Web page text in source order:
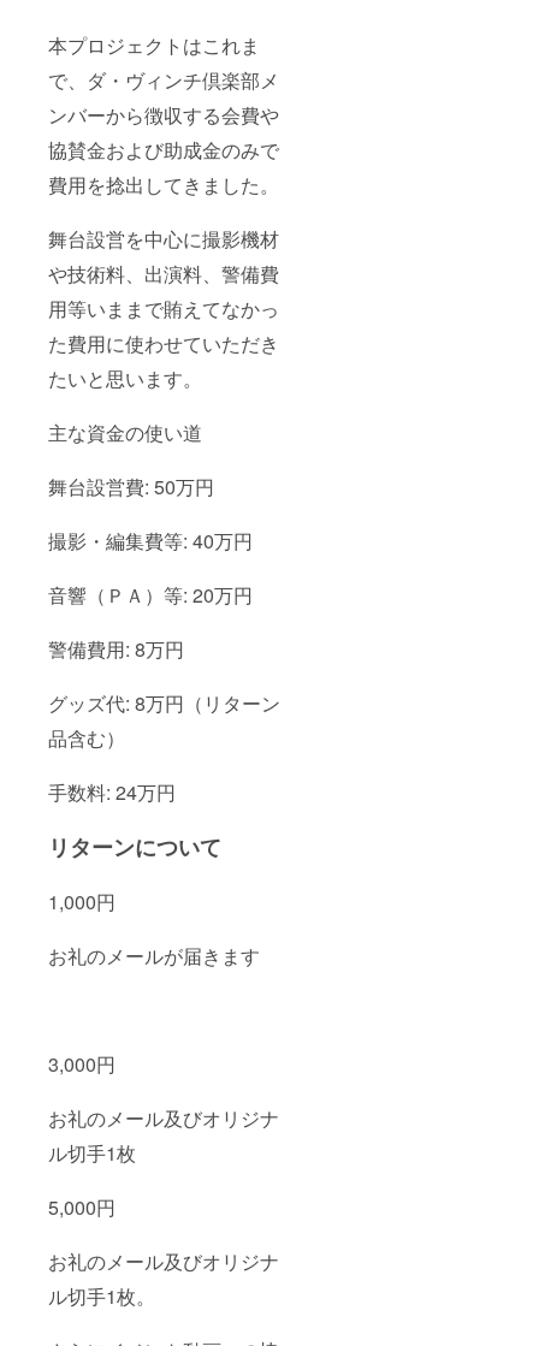
本プロジェクトはこれま
で、ダ・ヴィンチ倶楽部メ
ンバーから徴収する会費や
協賛金および助成金のみで
費用を捻出してきました。
舞台設営を中心に撮影機材
や技術料、出演料、警備費
用等いままで賄えてなかっ
た費用に使わせていただき
たいと思います。
主な資金の使い道
舞台設営費: 50万円
撮影・編集費等: 40万円
音響（ＰＡ）等: 20万円
警備費用: 8万円
グッズ代: 8万円（リターン
品含む）
手数料: 24万円
リターンについて
1,000円
お礼のメールが届きます
3,000円
お礼のメール及びオリジナ
ル切手1枚
5,000円
お礼のメール及びオリジナ
ル切手1枚。